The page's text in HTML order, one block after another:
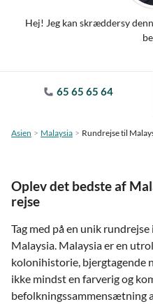
Hej! Jeg kan skræddersy
65 65 65 64
Asien Malaysia Rundrejse til
Oplev det bedste af
rejse
Tag med på en unik
Malaysia. Malaysia er en
kolonihistorie, bjergtagende
ikke mindst en farverig og
befolkningssammensætning